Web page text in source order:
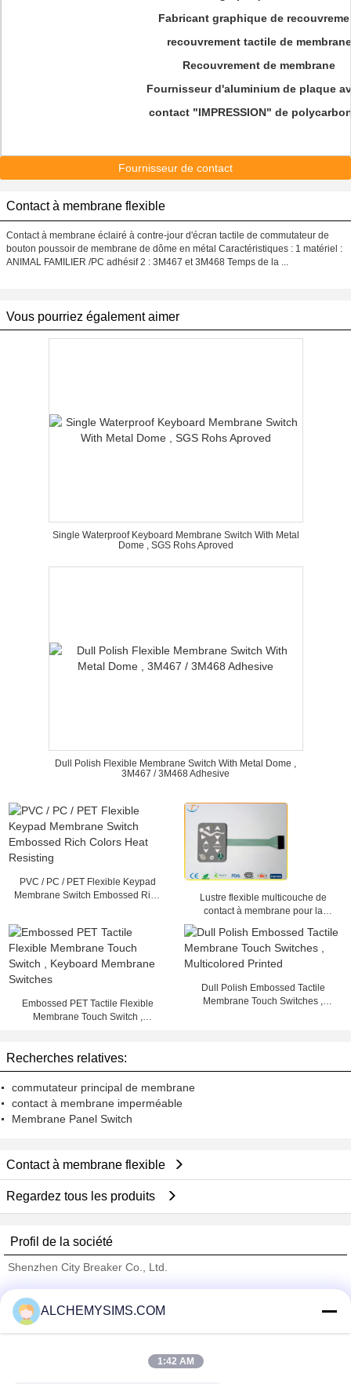
Fabricant graphique de
recouvrement tactile de membrane
Recouvrement de membrane
Fournisseur d'aluminium de plaque
contact "IMPRESSION" de
Fournisseur de contact
Contact à membrane flexible
Contact à membrane éclairé à contre-jour d'écran tactile de commutateur de
bouton poussoir de membrane de dôme en métal Caractéristiques : 1 matériel :
ANIMAL FAMILIER /PC adhésif 2 : 3M467 et 3M468 Temps de la ...
Vous pourriez également aimer
Single Waterproof Keyboard Membrane Switch With Metal
Dome , SGS Rohs Aproved
Dull Polish Flexible Membrane Switch With Metal Dome ,
3M467 / 3M468 Adhesive
PVC / PC / PET Flexible Keypad
Membrane Switch Embossed Rich
Lustre flexible multicouche de
contact à membrane pour la
machine médicale, 25mA - 100mA
Embossed PET Tactile Flexible
Membrane Touch Switch ,
Dull Polish Embossed Tactile
Membrane Touch Switches ,
Recherches relatives:
commutateur principal de membrane
contact à membrane imperméable
Membrane Panel Switch
Contact à membrane flexible
Regardez tous les produits
Profil de la société
Shenzhen City Breaker Co., Ltd.
Trust Seal
Verified Suplier
ALCHEMYSIMS.COM
1:42 AM